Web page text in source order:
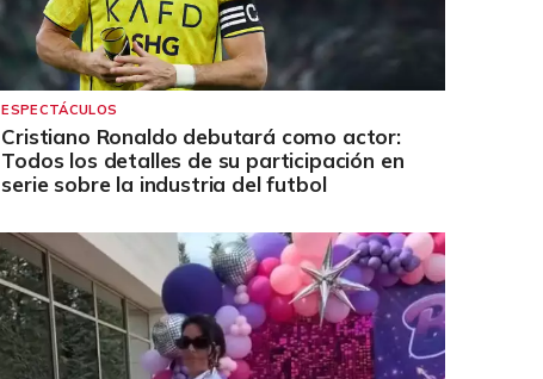
ESPECTÁCULOS
Cristiano Ronaldo debutará como actor:
Todos los detalles de su participación en
serie sobre la industria del futbol